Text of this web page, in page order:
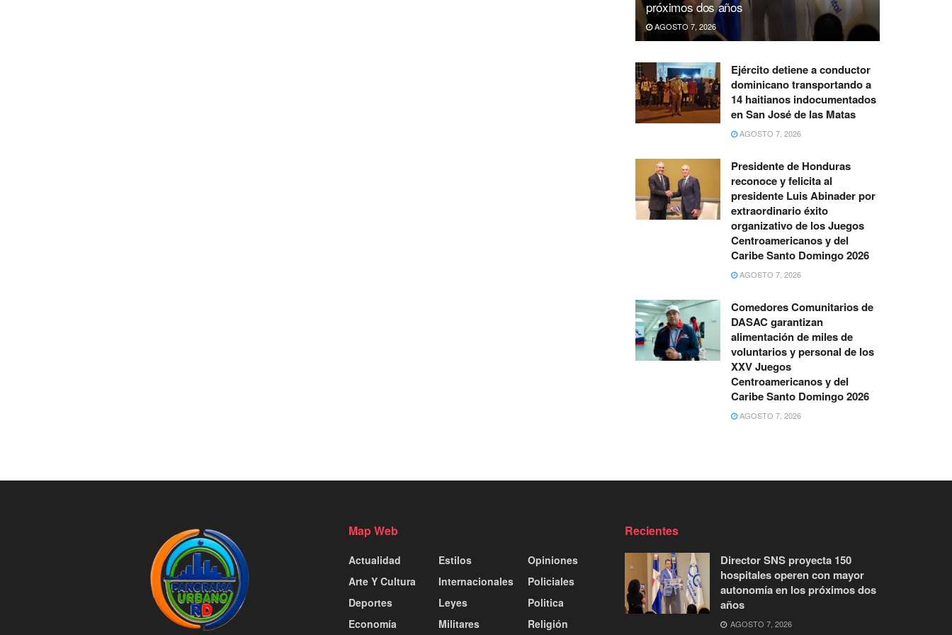
próximos dos años
AGOSTO 7, 2026
Ejército detiene a conductor
dominicano transportando a
14 haitianos indocumentados
en San José de las Matas
AGOSTO 7, 2026
Presidente de Honduras
reconoce y felicita al
presidente Luis Abinader por
extraordinario éxito
organizativo de los Juegos
Centroamericanos y del
Caribe Santo Domingo 2026
AGOSTO 7, 2026
Comedores Comunitarios de
DASAC garantizan
alimentación de miles de
voluntarios y personal de los
XXV Juegos
Centroamericanos y del
Caribe Santo Domingo 2026
AGOSTO 7, 2026
Map Web
Actualidad
Arte Y Cultura
Deportes
Economía
Estilos
Internacionales
Leyes
Militares
Opiniones
Policiales
Politica
Religión
Recientes
Director SNS proyecta 150
hospitales operen con mayor
autonomía en los próximos dos
años
AGOSTO 7, 2026